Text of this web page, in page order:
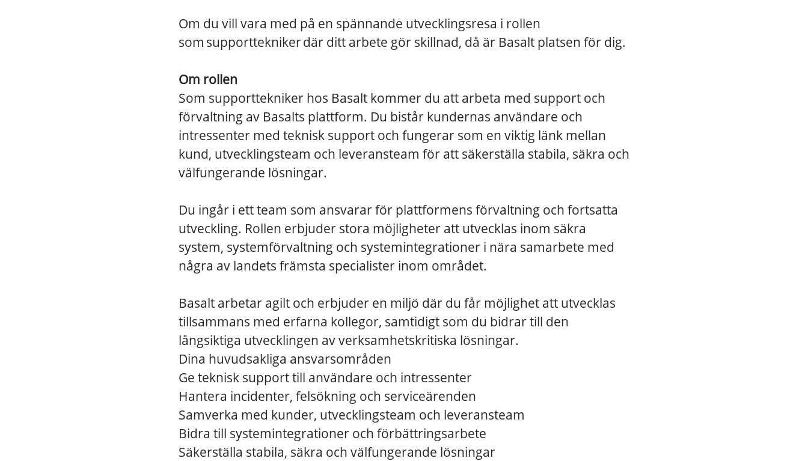
Om du vill vara med på en spännande utvecklingsresa i rollen
som supporttekniker där ditt arbete gör skillnad, då är Basalt platsen för dig.
Om rollen
Som supporttekniker hos Basalt kommer du att arbeta med support och
förvaltning av Basalts plattform. Du bistår kundernas användare och
intressenter med teknisk support och fungerar som en viktig länk mellan
kund, utvecklingsteam och leveransteam för att säkerställa stabila, säkra och
välfungerande lösningar.
Du ingår i ett team som ansvarar för plattformens förvaltning och fortsatta
utveckling. Rollen erbjuder stora möjligheter att utvecklas inom säkra
system, systemförvaltning och systemintegrationer i nära samarbete med
några av landets främsta specialister inom området.
Basalt arbetar agilt och erbjuder en miljö där du får möjlighet att utvecklas
tillsammans med erfarna kollegor, samtidigt som du bidrar till den
långsiktiga utvecklingen av verksamhetskritiska lösningar.
Dina huvudsakliga ansvarsområden
Ge teknisk support till användare och intressenter
Hantera incidenter, felsökning och serviceärenden
Samverka med kunder, utvecklingsteam och leveransteam
Bidra till systemintegrationer och förbättringsarbete
Säkerställa stabila, säkra och välfungerande lösningar